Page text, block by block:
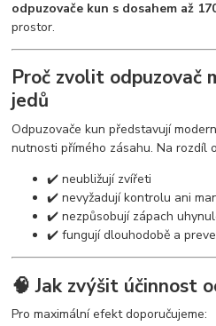
odpuzovače kun s dosahem až
prostor.
Proč zvolit odpuzovač
jedů
Odpuzovače kun představují
nutnosti přímého zásahu. Na rozdíl
✔️ neubližují zvířeti
✔️ nevyžadují kontrolu ani
✔️ nezpůsobují zápach
✔️ fungují dlouhodobě a
🧠 Jak zvýšit účinnost
Pro maximální efekt doporučujeme: